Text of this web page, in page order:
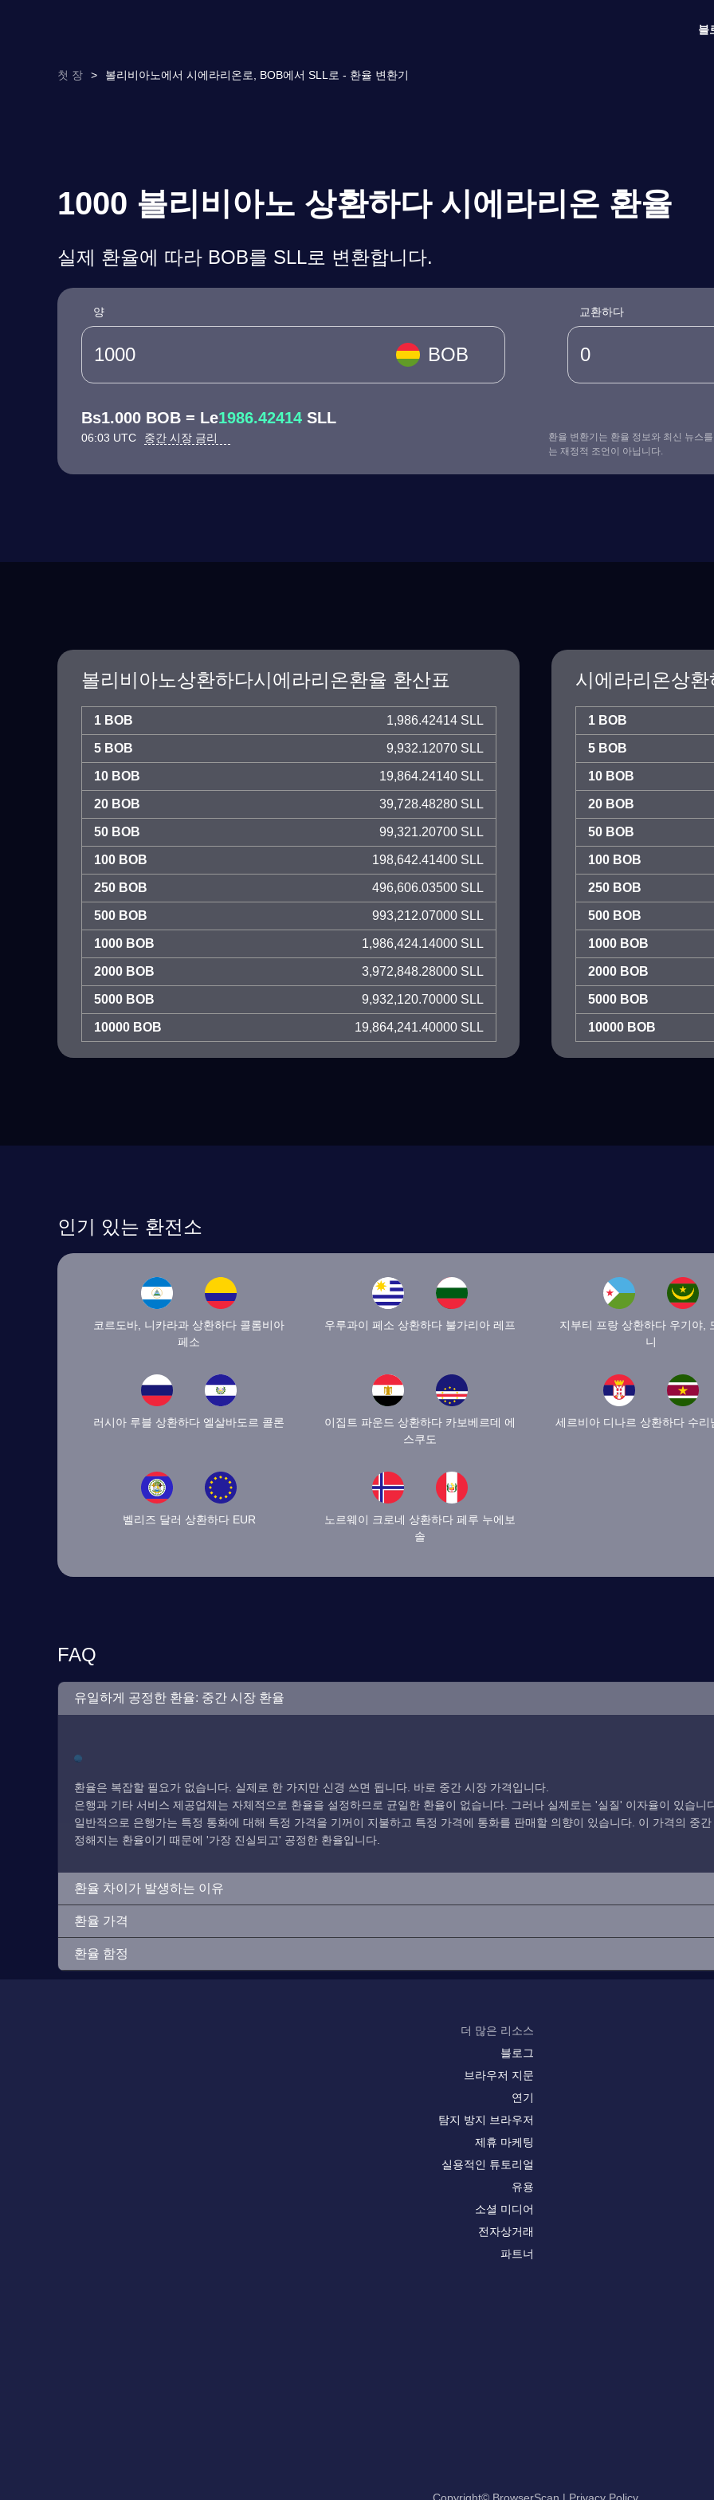
블
첫 장 > 볼리비아노에서 시에라리온로, BOB에서 SLL로 - 환율 변환기
1000 볼리비아노 상환하다 시에라리온 환율
실제 환율에 따라 BOB를 SLL로 변환합니다.
양
BOB
교환하다
Bs1.000 BOB = Le1986.42414 SLL
06:03 UTC 중간 시장 금리
환율 변환기는 환율 정보와 최신 뉴스
는 재정적 조언이 아닙니다.
볼리비아노상환하다시에라리온환율 환산표
1 BOB 1,986.42414 SLL
5 BOB 9,932.12070 SLL
10 BOB 19,864.24140 SLL
20 BOB 39,728.48280 SLL
50 BOB 99,321.20700 SLL
100 BOB 198,642.41400 SLL
250 BOB 496,606.03500 SLL
500 BOB 993,212.07000 SLL
1000 BOB 1,986,424.14000 SLL
2000 BOB 3,972,848.28000 SLL
5000 BOB 9,932,120.70000 SLL
10000 BOB 19,864,241.40000 SLL
시에라리온상
1 BOB
5 BOB
10 BOB
20 BOB
50 BOB
100 BOB
250 BOB
500 BOB
1000 BOB
2000 BOB
5000 BOB
10000 BOB
인기 있는 환전소
코르도바, 니카라과 상환하다 콜롬비아
페소
우루과이 페소 상환하다 불가리아 레프
지부티 프랑 상환하다 우기야,
니
러시아 루블 상환하다 엘살바도르 콜론
이집트 파운드 상환하다 카보베르데 에
스쿠도
세르비아 디나르 상환하다 수리
벨리즈 달러 상환하다 EUR
노르웨이 크로네 상환하다 페루 누에보
솔
FAQ
유일하게 공정한 환율: 중간 시장 환율
환율은 복잡할 필요가 없습니다. 실제로 한 가지만 신경 쓰면 됩니다. 바로 중간 시장 가격입니다.
은행과 기타 서비스 제공업체는 자체적으로 환율을 설정하므로 균일한 환율이 없습니다. 그러나 실제로는 '실질' 이자율이 있습니
일반적으로 은행가는 특정 통화에 대해 특정 가격을 기꺼이 지불하고 특정 가격에 통화를 판매할 의향이 있습니다. 이 가격의 중
정해지는 환율이기 때문에 '가장 진실되고' 공정한 환율입니다.
환율 차이가 발생하는 이유
환율 가격
환율 함정
더 많은 리소스
블로그
브라우저 지문
연기
탐지 방지 브라우저
제휴 마케팅
실용적인 튜토리얼
유용
소셜 미디어
전자상거래
파트너